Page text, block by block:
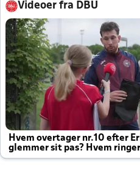
Videoer fra DBU
Hvem overtager nr.10 efter
glemmer sit pas? Hvem
altid til efter kampe?